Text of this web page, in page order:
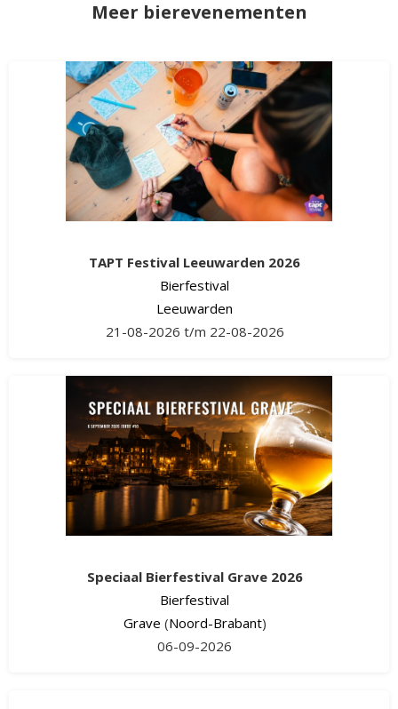
Meer bierevenementen
TAPT Festival Leeuwarden 2026
Bierfestival
Leeuwarden
21-08-2026 t/m 22-08-2026
Speciaal Bierfestival Grave 2026
Bierfestival
Grave (Noord-Brabant)
06-09-2026